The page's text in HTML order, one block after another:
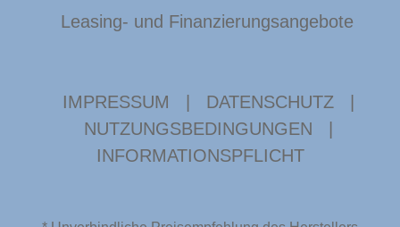
Leasing- und Finanzierungsangebote
IMPRESSUM DATENSCHUTZ
NUTZUNGSBEDINGUNGEN
INFORMATIONSPFLICHT